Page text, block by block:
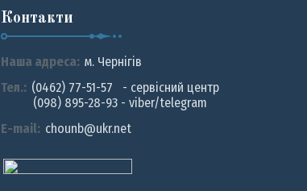
Контакти
Наша адреса: м. Чернiгiв
Тел.: (0462) 77-51-57 - сервісний центр
(098) 895-28-93 - viber/telegram
E-mail: chounb@ukr.net